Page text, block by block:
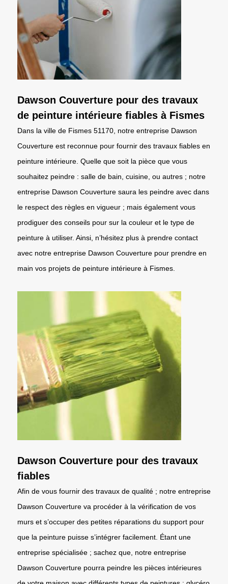
Dawson Couverture pour des travaux
de peinture intérieure fiables à Fismes
Dans la ville de Fismes 51170, notre entreprise Dawson
Couverture est reconnue pour fournir des travaux fiables en
peinture intérieure. Quelle que soit la pièce que vous
souhaitez peindre : salle de bain, cuisine, ou autres ; notre
entreprise Dawson Couverture saura les peindre avec dans
le respect des règles en vigueur ; mais également vous
prodiguer des conseils pour sur la couleur et le type de
peinture à utiliser. Ainsi, n’hésitez plus à prendre contact
avec notre entreprise Dawson Couverture pour prendre en
main vos projets de peinture intérieure à Fismes.
Dawson Couverture pour des travaux
fiables
Afin de vous fournir des travaux de qualité ; notre entreprise
Dawson Couverture va procéder à la vérification de vos
murs et s’occuper des petites réparations du support pour
que la peinture puisse s’intégrer facilement. Étant une
entreprise spécialisée ; sachez que, notre entreprise
Dawson Couverture pourra peindre les pièces intérieures